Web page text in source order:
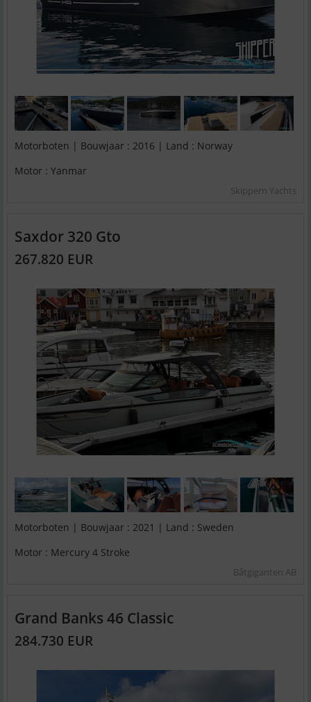
Motorboten | Bouwjaar : 2016 | Land : Norway
Motor : Yanmar
Skippern Yachts
Saxdor 320 Gto
267.820 EUR
Motorboten | Bouwjaar : 2021 | Land : Sweden
Motor : Mercury 4 Stroke
Båtgiganten AB
Grand Banks 46 Classic
284.730 EUR